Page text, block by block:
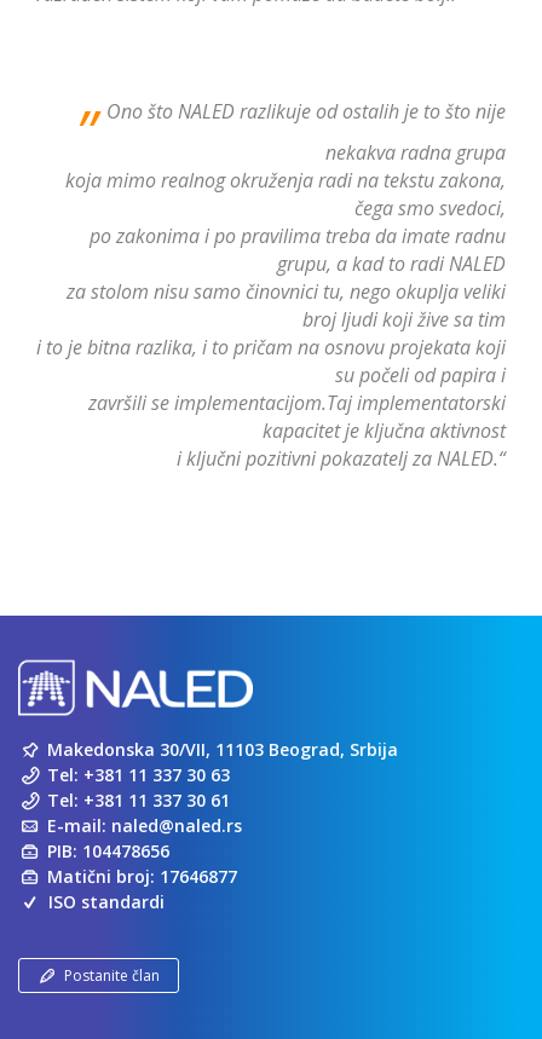
„ Ono što NALED razlikuje od ostalih je to što nije
nekakva radna grupa
koja mimo realnog okruženja radi na tekstu zakona,
čega smo svedoci,
po zakonima i po pravilima treba da imate radnu
grupu, a kad to radi NALED
za stolom nisu samo činovnici tu, nego okuplja veliki
broj ljudi koji žive sa tim
i to je bitna razlika, i to pričam na osnovu projekata koji
su počeli od papira i
završili se implementacijom.Taj implementatorski
kapacitet je ključna aktivnost
i ključni pozitivni pokazatelj za NALED.“
Makedonska 30/VII, 11103 Beograd, Srbija
Tel: +381 11 337 30 63
Tel: +381 11 337 30 61
E-mail: naled@naled.rs
PIB: 104478656
Matični broj: 17646877
ISO standardi
Postanite član